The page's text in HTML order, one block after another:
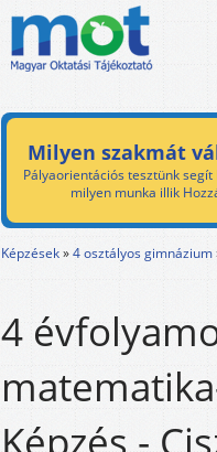
Milyen szakmát
Pályaorientációs tesztünk segít
milyen munka illik
Képzések»4 osztályos gimnázium
4
Képzés -